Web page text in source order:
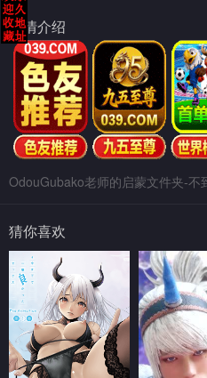
剧情介绍
OdouGubako老师的启蒙文件夹-不
猜你喜欢